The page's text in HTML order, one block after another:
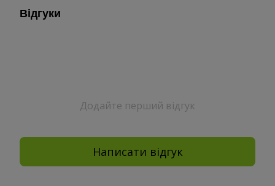
Відгуки
Додайте перший відгук
Написати відгук